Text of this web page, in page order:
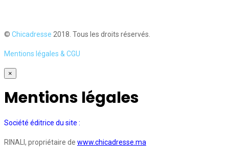
© Chicadresse 2018. Tous les droits réservés.
Mentions légales & CGU
×
Mentions légales
Société éditrice du site :
RINALI, propriétaire de www.chicadresse.ma